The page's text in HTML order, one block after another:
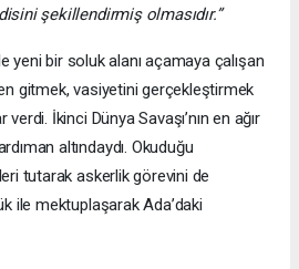
şekillendirmiş olmasıdır.”
yeni bir soluk alanı açamaya çalışan
gitmek, vasiyetini gerçekleştirmek
İkinci Dünya Savaşı’nın en ağır
altındaydı. Okuduğu
tutarak askerlik görevini de
ile mektuplaşarak Ada’daki